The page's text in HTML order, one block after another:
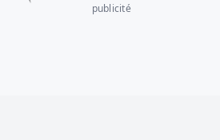
publicité